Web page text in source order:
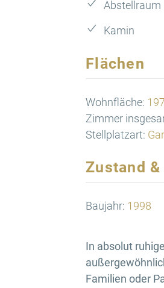
Abstellraum
Kamin
Flächen
Wohnfläche:
Zimmer
Stellplatzart:
Zustand
Baujahr: 1998
In absolut
Familien oder